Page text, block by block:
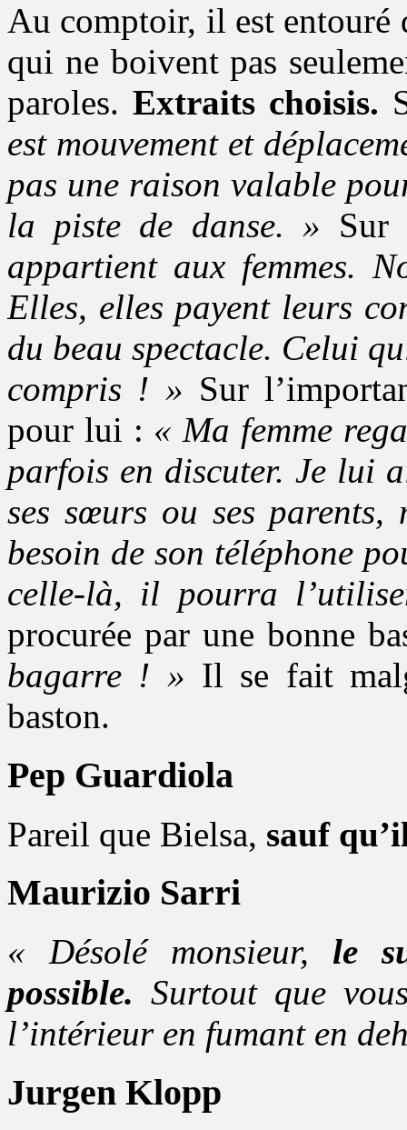
Au comptoir, il est entouré
qui ne boivent pas
paroles. Extraits choisis.
est mouvement et
pas une raison valable
la piste de danse. » Sur
appartient aux femmes.
Elles, elles payent leurs
du beau spectacle. Celui
compris ! » Sur
pour lui : « Ma femme
parfois en discuter. Je lui
ses sœurs ou ses
besoin de son téléphone
celle-là, il pourra
procurée par une bonne
bagarre ! » Il se fait
baston.
Pep Guardiola
Pareil que Bielsa, sauf
Maurizio Sarri
« Désolé monsieur, le
possible. Surtout que
l’intérieur en fumant en
Jurgen Klopp